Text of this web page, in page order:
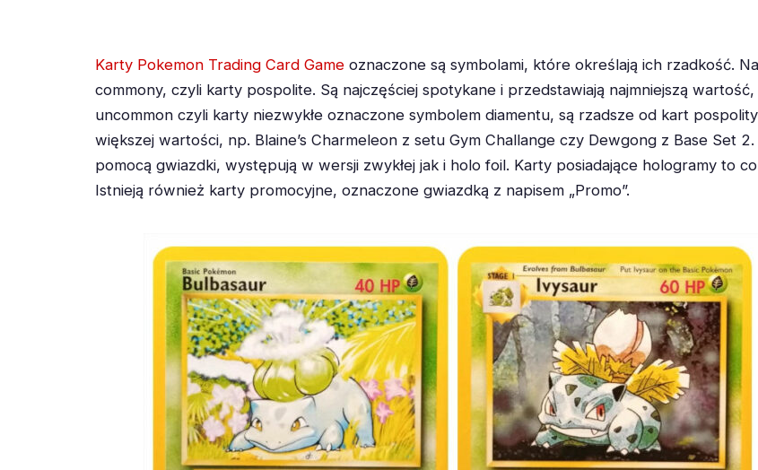
Karty Pokemon Trading Card Game oznaczone są symbolami, które określają ich rzadkość.
commony, czyli karty pospolite. Są najczęściej spotykane i przedstawiają najmniejszą
uncommon czyli karty niezwykłe oznaczone symbolem diamentu, są rzadsze od kart
większej wartości, np. Blaine’s Charmeleon z setu Gym Challange czy Dewgong z Base Set
pomocą gwiazdki, występują w wersji zwykłej jak i holo foil. Karty posiadające hologramy to
Istnieją również karty promocyjne, oznaczone gwiazdką z napisem „Promo”.